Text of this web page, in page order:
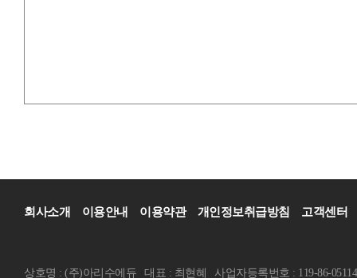
회사소개 이용안내 이용약관 개인정보취급방침 고객센터
상호명 : (주)아리수에듀 대표 : 최현혜
사업자등록번호 : 119-86-05114